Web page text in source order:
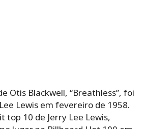
Otis Blackwell, “Breathless”, foi
Lewis em fevereiro de 1958.
top 10 de Jerry Lee Lewis,